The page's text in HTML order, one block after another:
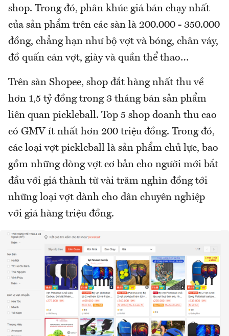
shop. Trong đó, phân khúc giá bán chạy nhất
của sản phẩm trên các sàn là 200.000 - 350.000
đồng, chẳng hạn như bộ vợt và bóng, chân váy,
đồ quấn cán vợt, giày và quần thể thao…
Trên sàn Shopee, shop đắt hàng nhất thu về
hơn 1,5 tỷ đồng trong 3 tháng bán sản phẩm
liên quan pickleball. Top 5 shop doanh thu cao
có GMV ít nhất hơn 200 triệu đồng. Trong đó,
các loại vợt pickleball là sản phẩm chủ lực, bao
gồm những dòng vợt cơ bản cho người mới bắt
đầu với giá thành từ vài trăm nghìn đồng tới
những loại vợt dành cho dân chuyên nghiệp
với giá hàng triệu đồng.